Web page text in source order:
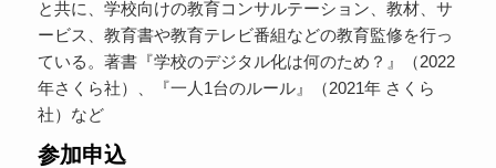
と共に、学校向けの教育コンサルテーション、教材、サ
ービス、教育書や教育テレビ番組などの教育監修を行っ
ている。著書『学校のデジタル化は何のため？』（2022
年さくら社）、『一人1台のルール』（2021年 さくら
社）など
参加申込